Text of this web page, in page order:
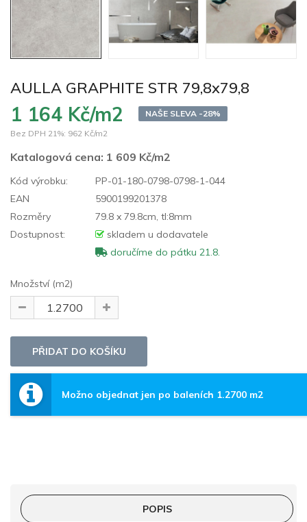
AULLA GRAPHITE STR 79,8x79,8
1 164 Kč/m2
NAŠE SLEVA -28%
Bez DPH 21%: 962 Kč/m2
Katalogová cena: 1 609 Kč/m2
Kód výrobku:
PP-01-180-0798-0798-1-044
EAN
5900199201378
Rozměry
79.8 x 79.8cm, tl:8mm
Dostupnost:
skladem u dodavatele
doručíme do pátku 21.8.
Množství (m2)
Možno objednat jen po baleních 1.2700 m2
POPIS